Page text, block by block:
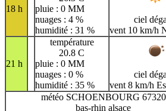
18 h
pluie : 0 MM
nuages : 4 %
humidité : 31 %
ciel
vent 10 km/h
21 h
température
20.8 C
pluie : 0 MM
nuages : 0 %
humidité : 35 %
ciel
vent 8 km/h
météo SCHOENBOURG 67320
bas-rhin alsace